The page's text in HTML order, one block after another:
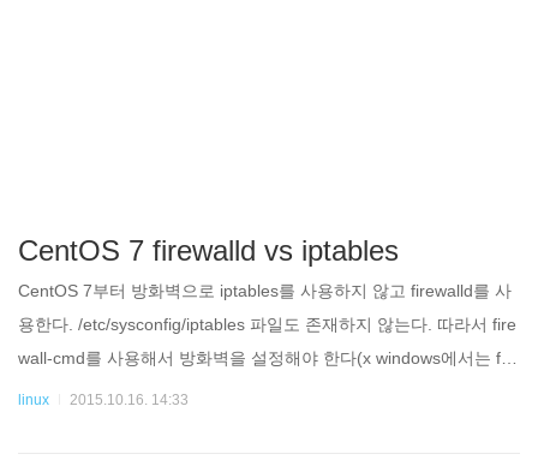
CentOS 7 firewalld vs iptables
CentOS 7부터 방화벽으로 iptables를 사용하지 않고 firewalld를 사
용한다. /etc/sysconfig/iptables 파일도 존재하지 않는다. 따라서 fire
wall-cmd를 사용해서 방화벽을 설정해야 한다(x windows에서는 fire
wall-config를 사용한다고하나 콘솔만 사용해봐서 firewall-config는
linux 2015.10.16. 14:33